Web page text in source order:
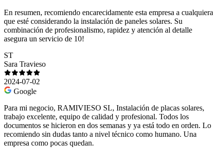
En resumen, recomiendo encarecidamente esta empresa a cualquiera
que esté considerando la instalación de paneles solares. Su
combinación de profesionalismo, rapidez y atención al detalle
asegura un servicio de 10!
ST
Sara Travieso
2024-07-02
Google
Para mi negocio, RAMIVIESO SL, Instalación de placas solares,
trabajo excelente, equipo de calidad y profesional. Todos los
documentos se hicieron en dos semanas y ya está todo en orden. Lo
recomiendo sin dudas tanto a nivel técnico como humano. Una
empresa como pocas quedan.